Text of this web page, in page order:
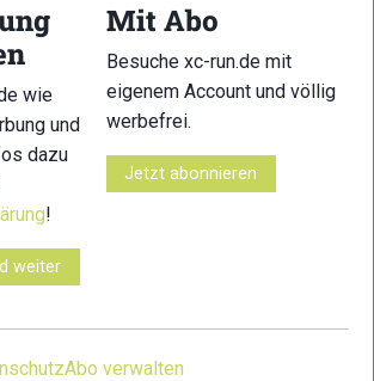
18
wie
und
dazu
!
weiter
Mit Abo
Besuche xc-run.de mit
eigenem Account und völlig
werbefrei.
Jetzt abonnieren
Abo verwalten